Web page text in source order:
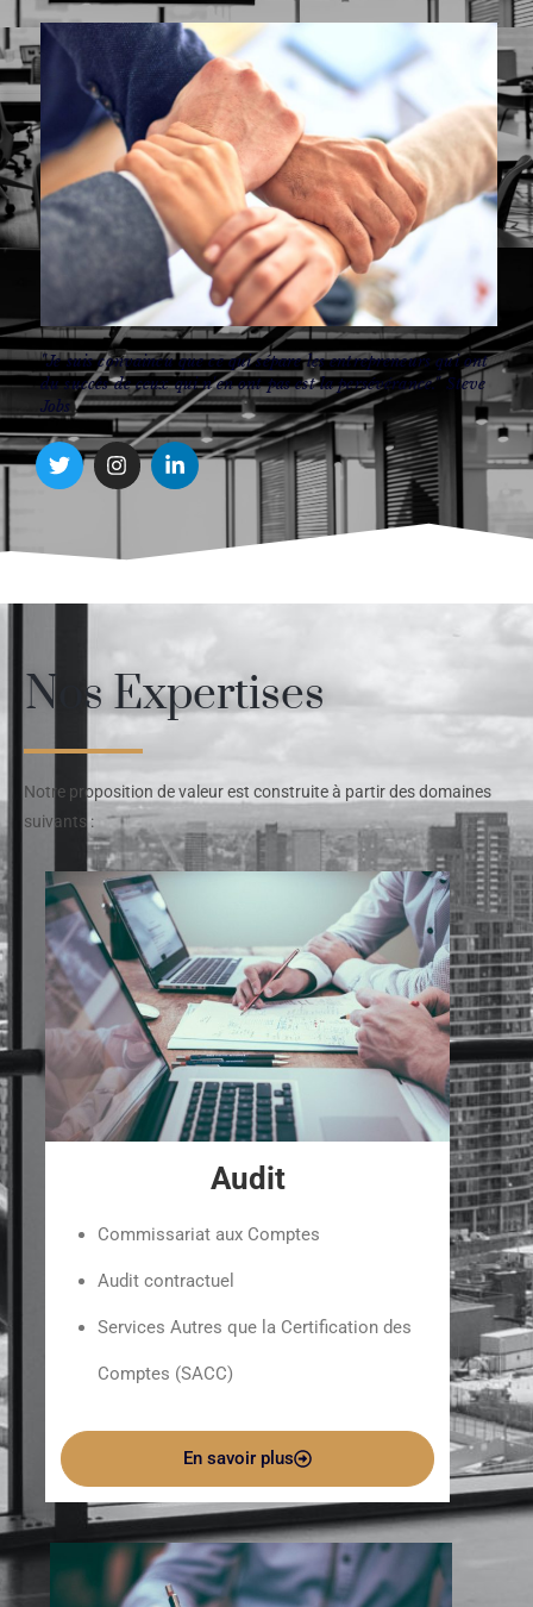
"Je suis convaincu que ce qui sépare les entrepreneurs qui ont
du succès de ceux qui n'en ont pas est la persévérance." Steve
Jobs
Nos Expertises
Notre proposition de valeur est construite à partir des domaines
suivants :
Audit
Commissariat aux Comptes
Audit contractuel
Services Autres que la Certification des
Comptes (SACC)
En savoir plus